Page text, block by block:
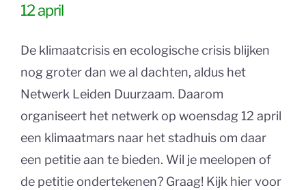
12 april
De klimaatcrisis en ecologische crisis blijken
nog groter dan we al dachten, aldus het
Netwerk Leiden Duurzaam. Daarom
organiseert het netwerk op woensdag 12 april
een klimaatmars naar het stadhuis om daar
een petitie aan te bieden. Wil je meelopen of
de petitie ondertekenen? Graag! Kijk hier voor